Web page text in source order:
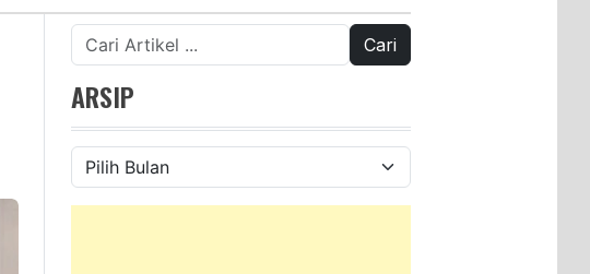
Cari
untuk:
ARSIP
Arsip